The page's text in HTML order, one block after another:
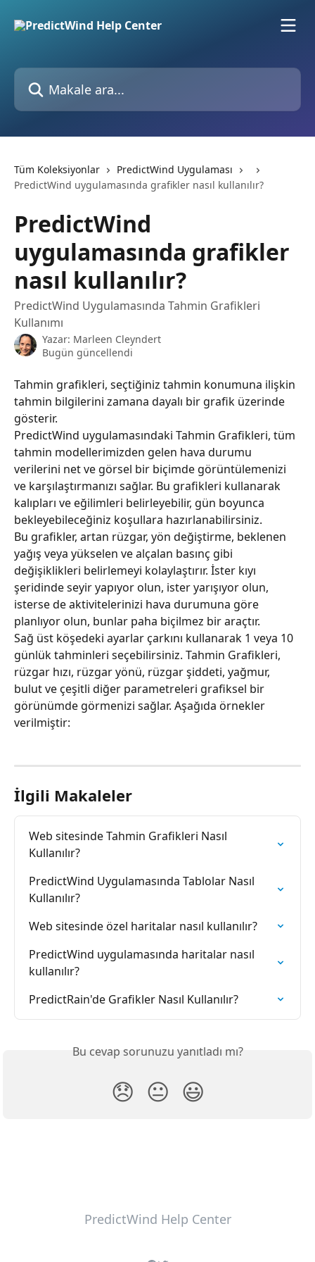
Makale ara...
Tüm Koleksiyonlar
PredictWind Uygulaması
PredictWind uygulamasında grafikler nasıl kullanılır?
PredictWind
uygulamasında grafikler
nasıl kullanılır?
PredictWind Uygulamasında Tahmin Grafikleri
Kullanımı
Yazar: Marleen Cleyndert
Bugün güncellendi
Tahmin grafikleri, seçtiğiniz tahmin konumuna ilişkin
tahmin bilgilerini zamana dayalı bir grafik üzerinde
gösterir.
PredictWind uygulamasındaki Tahmin Grafikleri, tüm
tahmin modellerimizden gelen hava durumu
verilerini net ve görsel bir biçimde görüntülemenizi
ve karşılaştırmanızı sağlar. Bu grafikleri kullanarak
kalıpları ve eğilimleri belirleyebilir, gün boyunca
bekleyebileceğiniz koşullara hazırlanabilirsiniz.
Bu grafikler, artan rüzgar, yön değiştirme, beklenen
yağış veya yükselen ve alçalan basınç gibi
değişiklikleri belirlemeyi kolaylaştırır. İster kıyı
şeridinde seyir yapıyor olun, ister yarışıyor olun,
isterse de aktivitelerinizi hava durumuna göre
planlıyor olun, bunlar paha biçilmez bir araçtır.
Sağ üst köşedeki ayarlar çarkını kullanarak 1 veya 10
günlük tahminleri seçebilirsiniz. Tahmin Grafikleri,
rüzgar hızı, rüzgar yönü, rüzgar şiddeti, yağmur,
bulut ve çeşitli diğer parametreleri grafiksel bir
görünümde görmenizi sağlar. Aşağıda örnekler
verilmiştir:
İlgili Makaleler
Web sitesinde Tahmin Grafikleri Nasıl
Kullanılır?
PredictWind Uygulamasında Tablolar Nasıl
Kullanılır?
Web sitesinde özel haritalar nasıl kullanılır?
PredictWind uygulamasında haritalar nasıl
kullanılır?
PredictRain'de Grafikler Nasıl Kullanılır?
Bu cevap sorunuzu yanıtladı mı?
😞 😐 😃
PredictWind Help Center